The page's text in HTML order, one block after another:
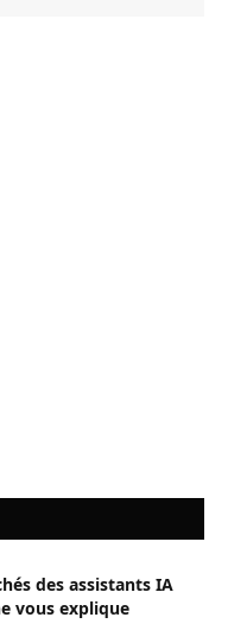
des assistants IA
vous explique